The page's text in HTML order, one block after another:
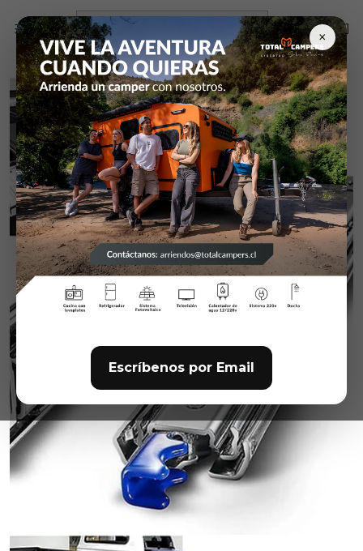
×
Escríbenos por Email
Inicio Campers y equipamiento
Rieles Heavy Duty
Par Rieles Heavy Duty D2053/con Bloqueo 45 Cm.